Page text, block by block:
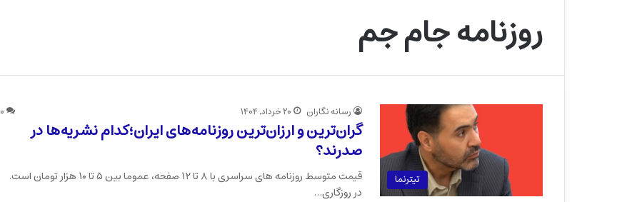
روزنامه جام جم
تیترنما
رسانه نگاران ۲۰ خرداد, ۱۴۰۴ ۰
گران‌ترین و ارزان‌ترین روزنامه‌های ایران؛کدام نشریه‌ها در
صدرند؟
قیمت متوسط روزنامه های سراسری با ۸ تا ۱۲ صفحه، عموما بین ۵ تا ۱۰ هزار تومان است.
در روزگاری…